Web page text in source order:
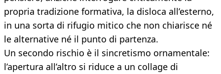
propria tradizione formativa, la disloca all’esterno,
in una sorta di rifugio mitico che non chiarisce né
le alternative né il punto di partenza.
Un secondo rischio è il sincretismo ornamentale:
l’apertura all’altro si riduce a un collage di